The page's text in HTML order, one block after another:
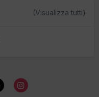
(Visualizza tutti)